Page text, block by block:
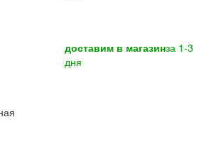
доставим в магазинза 1-3
дня